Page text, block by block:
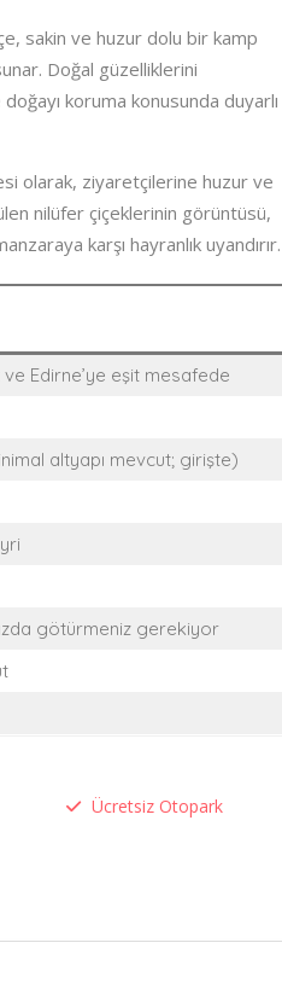
sakin ve huzur dolu bir kamp
Doğal güzelliklerini
koruma konusunda duyarlı
olarak, ziyaretçilerine huzur ve
nilüfer çiçeklerinin görüntüsü,
karşı hayranlık uyandırır.
Edirne’ye eşit mesafede
altyapı mevcut; girişte)
götürmeniz gerekiyor
Ücretsiz Otopark